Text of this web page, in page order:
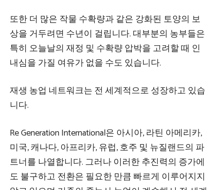
또한 더 많은 작물 수확량과 같은 강화된 토양의 보
상을 거두려면 수년이 걸립니다. 대부분의 농부들은
특히 오늘날의 재정 및 수확량 압박을 고려할 때 인
내심을 가질 여유가 없을 수도 있습니다.
재생 농업 네트워크는 전 세계적으로 성장하고 있습
니다.
Re Generation International은 아시아, 라틴 아메리카,
미국, 캐나다, 아프리카, 유럽, 호주 및 뉴질랜드의 파
트너를 나열합니다. 그러나 이러한 추진력의 증가에
도 불구하고 전환은 필요한 만큼 빠르게 이루어지지